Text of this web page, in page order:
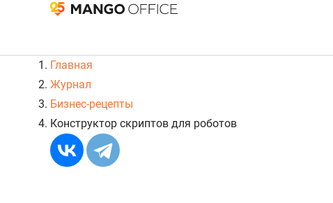
Главная
Журнал
Бизнес-рецепты
Конструктор скриптов для роботов